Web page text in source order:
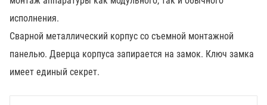
исполнения.
Сварной металлический корпус со съемной монтажной
панелью. Дверца корпуса запирается на замок. Ключ замка
имеет единый секрет.